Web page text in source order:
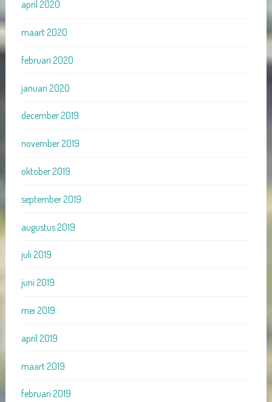
april 2020
maart 2020
februari 2020
januari 2020
december 2019
november 2019
oktober 2019
september 2019
augustus 2019
juli 2019
juni 2019
mei 2019
april 2019
maart 2019
februari 2019